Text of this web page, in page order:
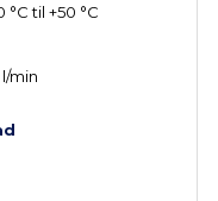
°C til +50 °C
min